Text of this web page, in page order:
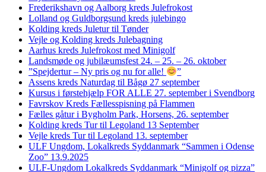
Frederikshavn og Aalborg kreds Julefrokost
Lolland og Guldborgsund kreds julebingo
Kolding kreds Juletur til Tønder
Vejle og Kolding kreds Julebagning
Aarhus kreds Julefrokost med Minigolf
Landsmøde og jubilæumsfest 24. – 25. – 26. oktober
”Spejdertur – Ny pris og nu for alle!
”
Assens kreds Naturdag til Bågø 27 september
Kursus i førstehjælp FOR ALLE 27. september i Svendborg
Favrskov Kreds Fællesspisning på Flammen
Fælles gåtur i Bygholm Park, Horsens, 26. september
Kolding kreds Tur til Legoland 13 September
Vejle kreds Tur til Legoland 13. september
ULF Ungdom, Lokalkreds Syddanmark “Sammen i Odense
Zoo” 13.9.2025
ULF-Ungdom Lokalkreds Syddanmark “Minigolf og pizza”